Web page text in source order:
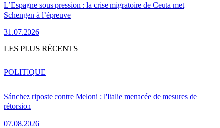
L’Espagne sous pression : la crise migratoire de Ceuta met
Schengen à l’épreuve
31.07.2026
LES PLUS RÉCENTS
Sánchez riposte contre Meloni : l'Italie menacée de mesures de
rétorsion
07.08.2026
POLITIQUE